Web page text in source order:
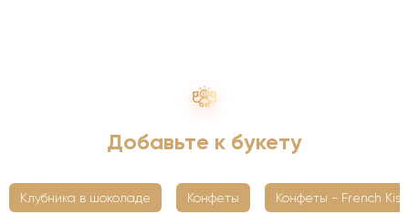
Добавьте к букету
Клубника в шоколаде Конфеты Конфеты - French Kiss